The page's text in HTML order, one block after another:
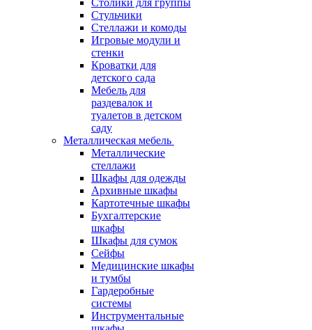
Столики для группы
Стульчики
Стеллажи и комоды
Игровые модули и
стенки
Кроватки для
детского сада
Мебель для
раздевалок и
туалетов в детском
саду
Металлическая мебель
Металлические
стеллажи
Шкафы для одежды
Архивные шкафы
Картотечные шкафы
Бухгалтерские
шкафы
Шкафы для сумок
Сейфы
Медицинские шкафы
и тумбы
Гардеробные
системы
Инструментальные